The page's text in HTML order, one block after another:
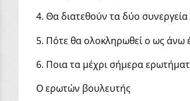
4. Θα διατεθούν τα δύο
5. Πότε θα ολοκληρωθεί ο ως άνω
6. Ποια τα μέχρι σήμερα
Ο ερωτών βουλευτής